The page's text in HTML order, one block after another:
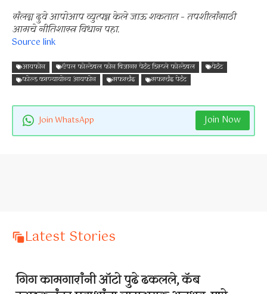
संलग्न दुवे आपोआप व्युत्पन्न केले जाऊ शकतात – तपशीलांसाठी
आमचे नीतिशास्त्र विधान पहा.
Source link
आयफोन ऍपल फोल्डेबल फोन बिजागर पेटंट डिस्प्ले फोल्डेबल
पेटंट
फोल्ड करण्यायोग्य आयफोन
सफरचंद सफरचंद पेटंट
Join WhatsApp Join Now
Latest Stories
गिग कामगारांनी ऑटो पुढे ढकलले, कॅब